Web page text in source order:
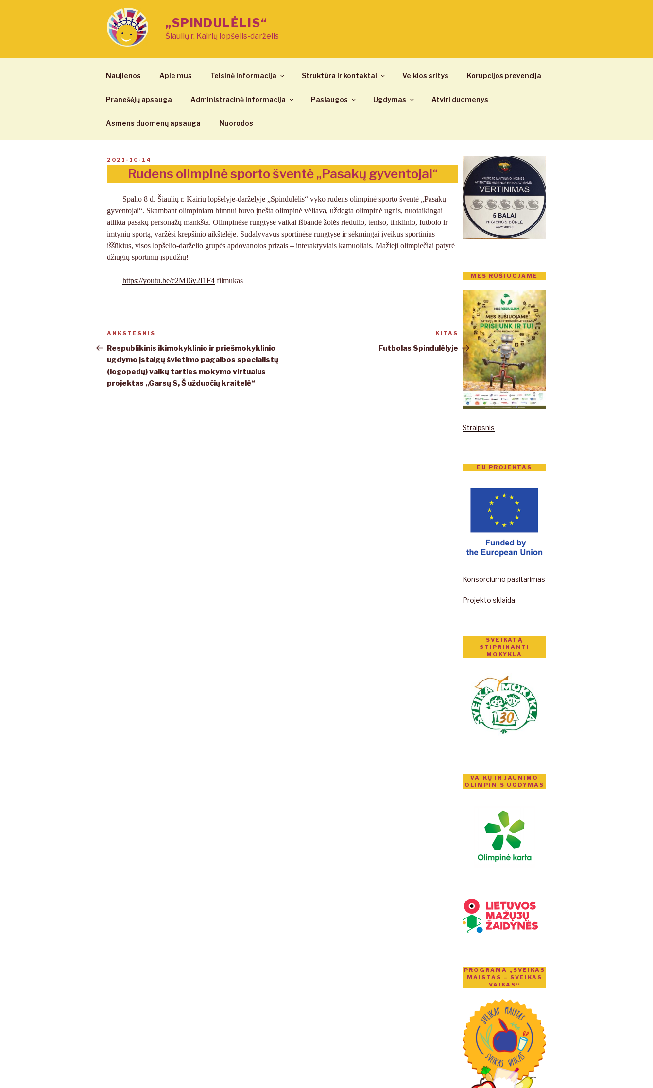
„SPINDULĖLIS“
Šiaulių r. Kairių lopšelis-darželis
Naujienos Apie mus Teisinė informacija Struktūra ir kontaktai Veiklos sritys Korupcijos prevencija
Pranešėjų apsauga Administracinė informacija Paslaugos Ugdymas Atviri duomenys
Asmens duomenų apsauga Nuorodos
PASKELBTA
2021-10-14
Rudens olimpinė sporto šventė „Pasakų gyventojai“
Spalio 8 d. Šiaulių r. Kairių lopšelyje-darželyje „Spindulėlis“ vyko rudens olimpinė sporto šventė „Pasakų
gyventojai“. Skambant olimpiniam himnui buvo įnešta olimpinė vėliava, uždegta olimpinė ugnis, nuotaikingai
atlikta pasakų personažų mankšta. Olimpinėse rungtyse vaikai išbandė žolės riedulio, teniso, tinklinio, futbolo ir
imtynių sportą, varžėsi krepšinio aikštelėje. Sudalyvavus sportinėse rungtyse ir sėkmingai įveikus sportinius
iššūkius, visos lopšelio-darželio grupės apdovanotos prizais – interaktyviais kamuoliais. Mažieji olimpiečiai patyrė
džiugių sportinių įspūdžių!
https://youtu.be/c2MJ6y2I1F4 filmukas
Navigacija
tarp
įrašų
Ankstesnis
įrašas
ANKSTESNIS
Respublikinis ikimokyklinio ir priešmokyklinio
ugdymo įstaigų švietimo pagalbos specialistų
(logopedų) vaikų tarties mokymo virtualus
projektas ,,Garsų S, Š užduočių kraitelė“
Kitas
įrašas
KITAS
Futbolas Spindulėlyje
MES RŪŠIUOJAME
Straipsnis
EU PROJEKTAS
Konsorciumo pasitarimas
Projekto sklaida
SVEIKATĄ
STIPRINANTI
MOKYKLA
VAIKŲ IR JAUNIMO
OLIMPINIS UGDYMAS
PROGRAMA „SVEIKAS
MAISTAS – SVEIKAS
VAIKAS“